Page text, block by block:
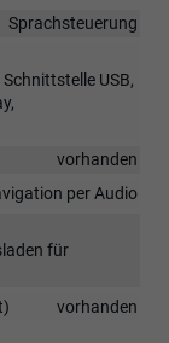
Sprachsteuerung
USB,
vorhanden
per Audio
für
vorhanden